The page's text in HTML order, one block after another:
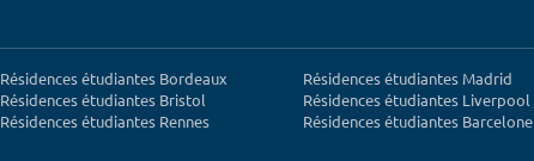
Résidences étudiantes Bordeaux
Résidences étudiantes Bristol
Résidences étudiantes Rennes
Résidences étudiantes Madrid
Résidences étudiantes Liverpool
Résidences étudiantes Barcelone